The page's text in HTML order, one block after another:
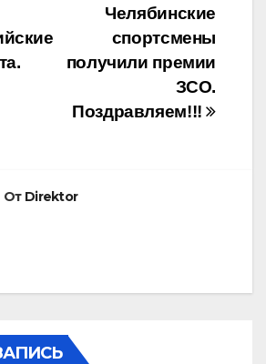
Челябинские
спортсмены
получили премии
ЗСО.
Поздравляем!!!
От Direktor